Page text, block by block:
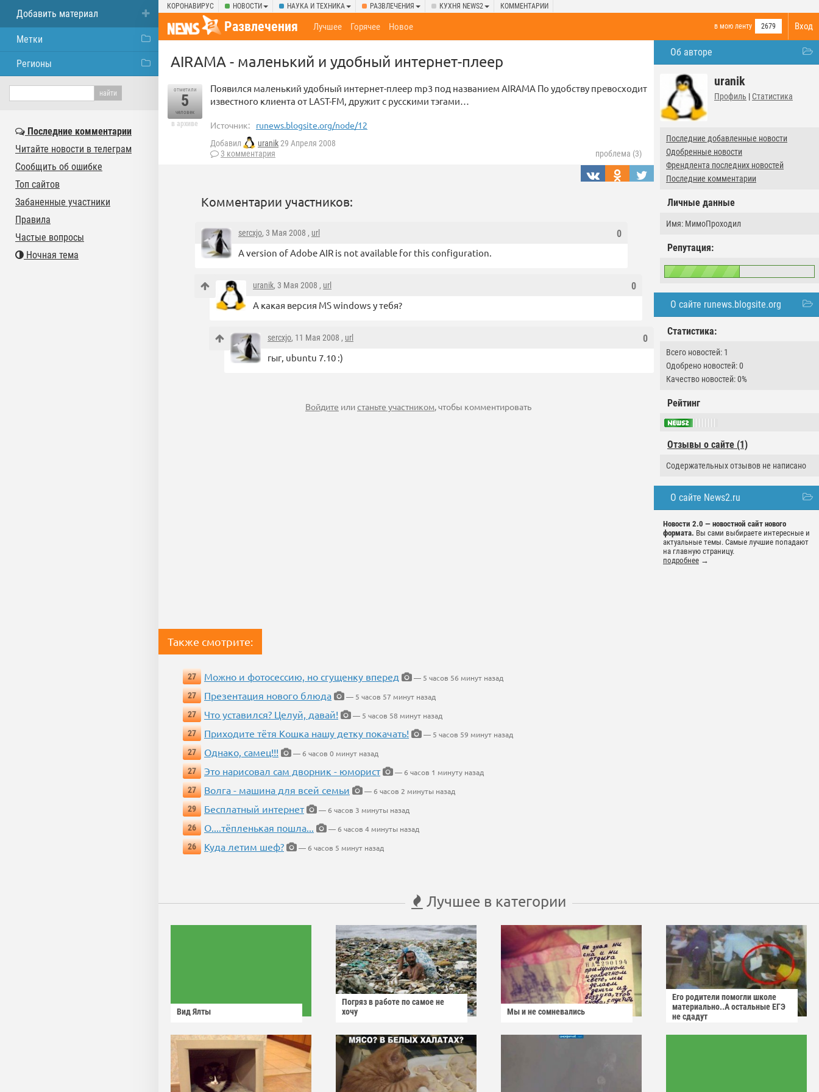
КОРОНАВИРУС НОВОСТИ НАУКА И ТЕХНИКА РАЗВЛЕЧЕНИЯ КУХНЯ NEWS2 КОММЕНТАРИИ
Вход
Развлечения в мою ленту 2679
Лучшее Горячее Новое
Об авторе
uranik
Профиль | Статистика
Последние добавленные новости
Одобренные новости
Френдлента последних новостей
Последние комментарии
Личные данные
Имя: МимоПроходил
Репутация:
О сайте runews.blogsite.org
Статистика:
Всего новостей: 1
Одобрено новостей: 0
Качество новостей: 0%
Рейтинг
Отзывы о сайте (1)
Содержательных отзывов не написано
О сайте News2.ru
Новости 2.0 — новостной сайт нового
формата. Вы сами выбираете интересные и
актуальные темы. Самые лучшие попадают
на главную страницу.
подробнее →
AIRAMA - маленький и удобный интернет-плеер
отметили
5
человек
в архиве
Появился маленький удобный интернет-плеер mp3 под названием AIRAMA По удобству превосходит
известного клиента от LAST-FM, дружит с русскими тэгами…
Источник: runews.blogsite.org/node/12
Добавил uranik29 Апреля 2008
3 комментария
проблема (3)
Комментарии участников:
0
sercxjo, 3 Мая 2008 , url
A version of Adobe AIR is not available for this configuration.
0
uranik, 3 Мая 2008 , url
А какая версия MS windows у тебя?
0
sercxjo, 11 Мая 2008 , url
гыг, ubuntu 7.10 :)
Войдите илистаньте участником, чтобы комментировать
Также смотрите:
27 Можно и фотосессию, но сгущенку вперед
— 5 часов 56 минут назад
27
Презентация нового блюда
— 5 часов 57 минут назад
27
Что уставился? Целуй, давай!
— 5 часов 58 минут назад
27
Приходите тётя Кошка нашу детку покачать!
— 5 часов 59 минут назад
27
Однако, самец!!!
— 6 часов 0 минут назад
27
Это нарисовал сам дворник - юморист
— 6 часов 1 минуту назад
27
Волга - машина для всей семьи
— 6 часов 2 минуты назад
29
Бесплатный интернет
— 6 часов 3 минуты назад
26
О....тёпленькая пошла...
— 6 часов 4 минуты назад
26
Куда летим шеф? — 6 часов 5 минут назад
Лучшее в категории
Вид Ялты
Погряз в работе по самое не
хочу
Мы и не сомневались
Его родители помогли школе
материально..А остальные ЕГЭ
не сдадут
Добавить материал
Метки
Регионы
Последние комментарии
Читайте новости в телеграм
Сообщить об ошибке
Топ сайтов
Забаненные участники
Правила
Частые вопросы
Ночная тема